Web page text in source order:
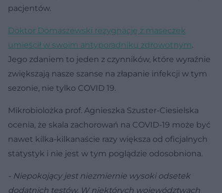
pacjentów.
Doktor Domaszewski rezygnację z maseczek
umieścił w swoim antyporadniku zdrowotnym.
Jego zdaniem to jeden z czynników, które wyraźnie
zwiększają nasze szanse na złapanie infekcji w tym
sezonie, nie tylko COVID 19.
Mikrobiolożka prof. Agnieszka Szuster-Ciesielska
ocenia, że skala zachorowań na COVID-19 może być
nawet kilka-kilkanaście razy większa od oficjalnych
statystyk i nie jest w tym poglądzie odosobniona.
- Niepokojący jest niezmiernie wysoki odsetek
dodatnich testów. W niektórych województwach